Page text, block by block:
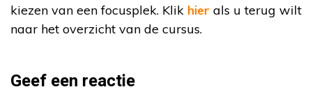
kiezen van een focusplek. Klik hier als u terug wilt
naar het overzicht van de cursus.
Geef een reactie